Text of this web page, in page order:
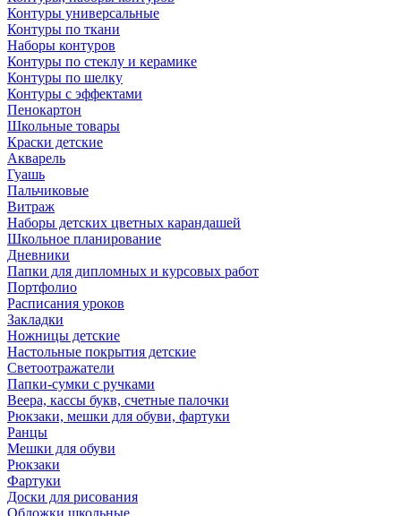
Контуры универсальные
Контуры по ткани
Наборы контуров
Контуры по стеклу и керамике
Контуры по шелку
Контуры с эффектами
Пенокартон
Школьные товары
Краски детские
Акварель
Гуашь
Пальчиковые
Витраж
Наборы детских цветных карандашей
Школьное планирование
Дневники
Папки для дипломных и курсовых работ
Портфолио
Расписания уроков
Закладки
Ножницы детские
Настольные покрытия детские
Светоотражатели
Папки-сумки с ручками
Веера, кассы букв, счетные палочки
Рюкзаки, мешки для обуви, фартуки
Ранцы
Мешки для обуви
Рюкзаки
Фартуки
Доски для рисования
Обложки школьные